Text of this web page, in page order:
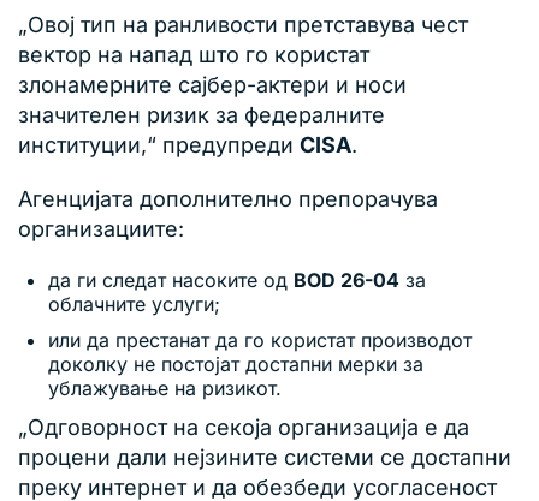
„Овој тип на ранливости претставува чест
вектор на напад што го користат
злонамерните сајбер-актери и носи
значителен ризик за федералните
институции,“ предупреди CISA.
Агенцијата дополнително препорачува
организациите:
да ги следат насоките од BOD 26-04 за
облачните услуги;
или да престанат да го користат производот
доколку не постојат достапни мерки за
ублажување на ризикот.
„Одговорност на секоја организација е да
процени дали нејзините системи се достапни
преку интернет и да обезбеди усогласеност